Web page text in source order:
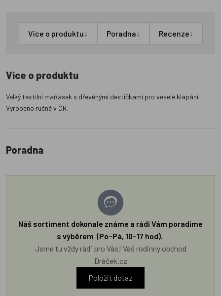
Více o produktu↓ Poradna↓ Recenze↓
Více o produktu
Velký textilní maňásek s dřevěnými destičkami pro veselé klapání.
Vyrobeno ručně v ČR.
Poradna
Náš sortiment dokonale známe a rádi Vám poradíme
s výběrem (Po–Pá, 10–17 hod).
Jsme tu vždy rádi pro Vás! Váš rodinný obchod
Dráček.cz
Položit dotaz